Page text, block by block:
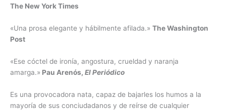
The New York Times
«Una prosa elegante y hábilmente afilada.» The Washington
Post
«Ese cóctel de ironía, angostura, crueldad y naranja
amarga.» Pau Arenós, El Periódico
Es una provocadora nata, capaz de bajarles los humos a la
mayoría de sus conciudadanos y de reírse de cualquier